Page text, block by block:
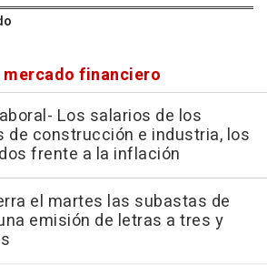
financiero
Los salarios de los
de construcción e industria, los
frente a la inflación
el martes las subastas de
emisión de letras a tres y